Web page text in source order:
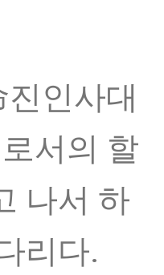
인사대
서의 할
나서 하
리다.